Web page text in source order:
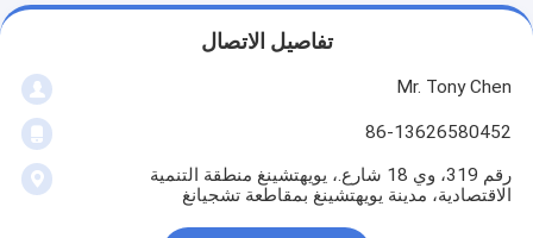
تفاصيل الاتصال
Mr. Tony Chen
86-13626580452
رقم 319، وي 18 شارع.، يويهتشينغ منطقة التنمية
الاقتصادية، مدينة يويهتشينغ بمقاطعة تشجيانغ